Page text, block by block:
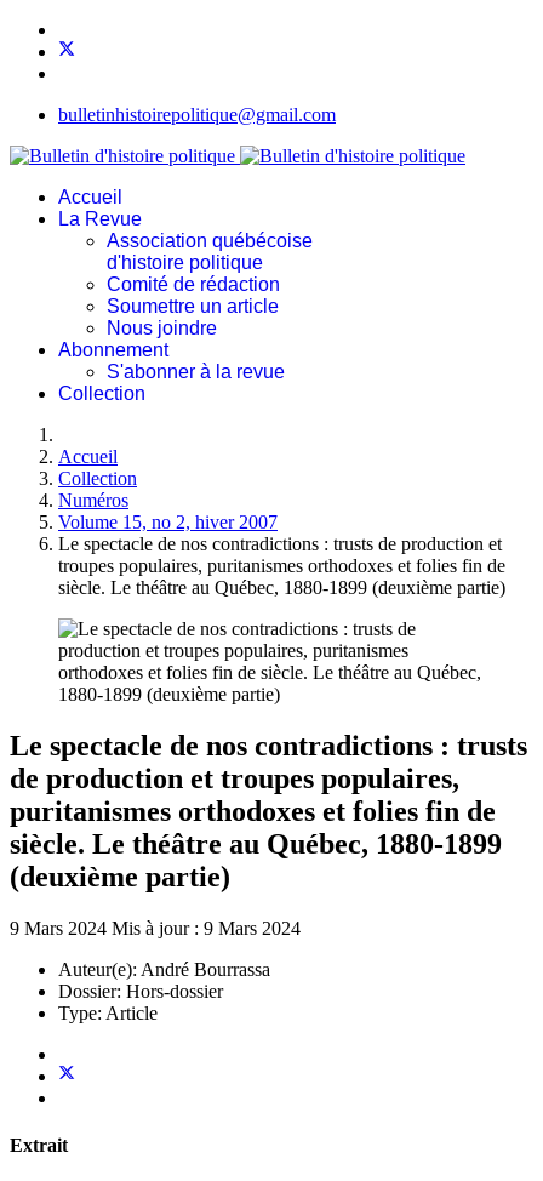
bulletinhistoirepolitique@gmail.com
Accueil
La Revue
Association québécoise
d'histoire politique
Comité de rédaction
Soumettre un article
Nous joindre
Abonnement
S'abonner à la revue
Collection
Accueil
Collection
Numéros
Volume 15, no 2, hiver 2007
Le spectacle de nos contradictions : trusts de production et
troupes populaires, puritanismes orthodoxes et folies fin de
siècle. Le théâtre au Québec, 1880-1899 (deuxième partie)
Le spectacle de nos contradictions : trusts
de production et troupes populaires,
puritanismes orthodoxes et folies fin de
siècle. Le théâtre au Québec, 1880-1899
(deuxième partie)
9 Mars 2024 Mis à jour : 9 Mars 2024
Auteur(e): André Bourrassa
Dossier: Hors-dossier
Type: Article
Extrait